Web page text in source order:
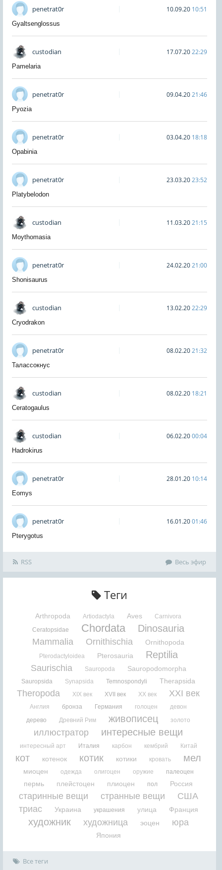
penetrat0r 10.09.20 10:51
Gyaltsenglossus
custodian 17.07.2022:29
Pamelaria
penetrat0r 09.04.2021:46
Pyozia
penetrat0r 03.04.20 18:18
Opabinia
penetrat0r 23.03.2023:52
Platybelodon
custodian 11.03.2021:15
Moythomasia
penetrat0r 24.02.2021:00
Shonisaurus
custodian 13.02.2022:29
Cryodrakon
penetrat0r 08.02.2021:32
Талассокнус
custodian 08.02.20 18:21
Ceratogaulus
custodian 06.02.2000:04
Hadrokirus
penetrat0r 28.01.20 10:14
Eomys
penetrat0r 16.01.2001:46
Pterygotus
RSS Весь эфир
Теги
Arthropoda Artiodactyla Aves
Carnivora
Ceratopsidae
Chordata Dinosauria
Mammalia Ornithischia Ornithopoda
Pterodactyloidea Pterosauria Reptilia
Saurischia Sauropoda Sauropodomorpha
Sauropsida Synapsida Temnospondyli Therapsida
Theropoda XIX век XVII век XX век XXI век
Англия бронза Германия голоцен
девон
дерево
Древний Рим живописец золото
иллюстратор интересные вещи
интересный арт Италия карбон кембрий Китай
кот котенок котик котики кровать мел
миоцен одежда олигоцен оружие палеоцен
пермь плейстоцен плиоцен пол Россия
старинные вещи странные вещи
США
триас
Украина украшения улица Франция
художник художница эоцен юра
Япония
Все теги